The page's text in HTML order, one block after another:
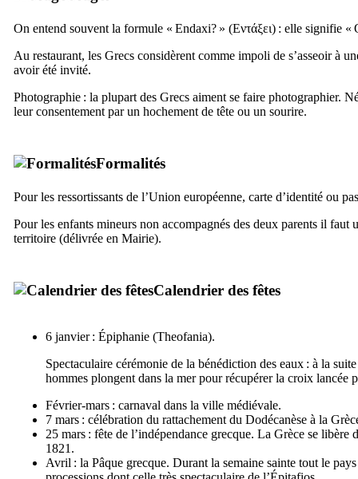
On entend souvent la formule « Endaxi? » (Εντάξει) : elle signifie «
Au restaurant, les Grecs considèrent comme impoli de s’asseoir à
avoir été invité.
Photographie : la plupart des Grecs aiment se faire photographier.
leur consentement par un hochement de tête ou un sourire.
Formalités
Pour les ressortissants de l’Union européenne, carte d’identité ou
Pour les enfants mineurs non accompagnés des deux parents il faut
territoire (délivrée en Mairie).
Calendrier des fêtes
6 janvier : Épiphanie (Theofania).
Spectaculaire cérémonie de la bénédiction des eaux : à la
hommes plongent dans la mer pour récupérer la croix lancée
Février-mars : carnaval dans la ville médiévale.
7 mars : célébration du rattachement du Dodécanèse à la
25 mars : fête de l’indépendance grecque. La Grèce se libère
1821.
Avril : la Pâque grecque. Durant la semaine sainte tout le